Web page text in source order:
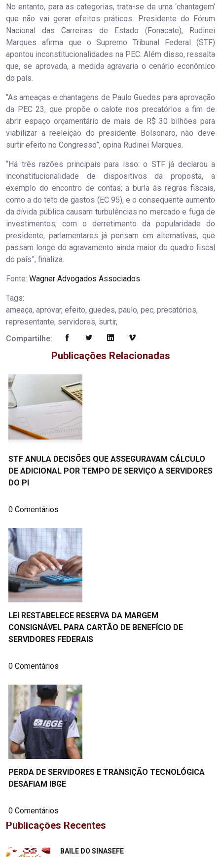
No entanto, para as categorias, trata-se de uma ‘chantagem’
que não vai gerar efeitos práticos. Presidente do Fórum
Nacional das Carreiras de Estado (Fonacate), Rudinei
Marques afirma que o Supremo Tribunal Federal (STF)
apontou inconstitucionalidades na PEC. Além disso, ressalta
que, se aprovada, a medida agravaria o cenário econômico
do país.
“As ameaças e chantagens de Paulo Guedes para aprovação
da PEC 23, que propõe o calote nos precatórios a fim de
abrir espaço orçamentário de mais de R$ 30 bilhões para
viabilizar a reeleição do presidente Bolsonaro, não deve
surtir efeito no Congresso”, opina Rudinei Marques.
“Há três razões principais para isso: o STF já declarou a
inconstitucionalidade de dispositivos da proposta, a
exemplo do encontro de contas; a burla às regras fiscais,
como a do teto de gastos (EC 95), e o consequente aumento
da dívida pública causam turbulências no mercado e fuga de
investimentos; com o derretimento da popularidade do
presidente, parlamentares já pensam em alternativas, que
passam longe do agravamento ainda maior do quadro fiscal
do país”, finaliza.
Fonte: Wagner Advogados Associados
Tags:
ameaça, aprovar, efeito, guedes, paulo, pec, precatórios,
representante, servidores, surtir,
Compartilhe:
Publicações Relacionadas
STF ANULA DECISÕES QUE ASSEGURAVAM CÁLCULO
DE ADICIONAL POR TEMPO DE SERVIÇO A SERVIDORES
DO PI
0 Comentários
LEI RESTABELECE RESERVA DA MARGEM
CONSIGNÁVEL PARA CARTÃO DE BENEFÍCIO DE
SERVIDORES FEDERAIS
0 Comentários
PERDA DE SERVIDORES E TRANSIÇÃO TECNOLÓGICA
DESAFIAM IBGE
0 Comentários
Publicações Recentes
BAILE DO SINASEFE